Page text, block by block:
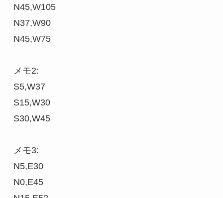
N45,W105
N37,W90
N45,W75
メモ2:
S5,W37
S15,W30
S30,W45
メモ3:
N5,E30
N0,E45